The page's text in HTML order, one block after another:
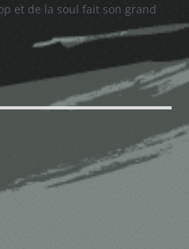
et de la soul fait son grand